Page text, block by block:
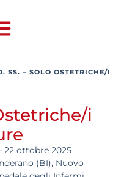
SS. – SOLO OSTETRICHE/I
i
22 ottobre 2025
(BI), Nuovo